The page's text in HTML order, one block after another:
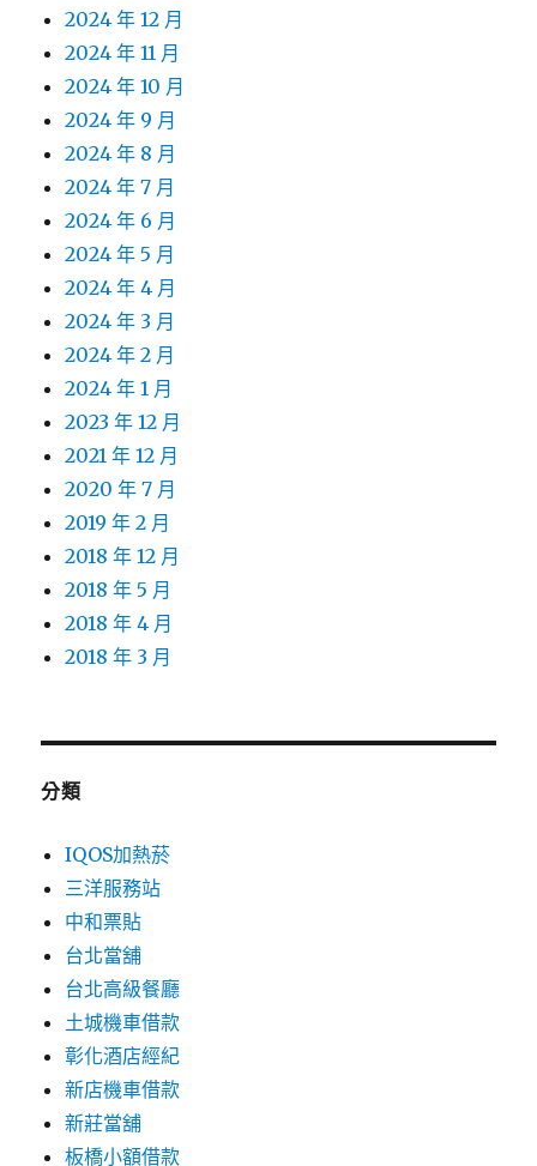
2024 年 12 月
2024 年 11 月
2024 年 10 月
2024 年 9 月
2024 年 8 月
2024 年 7 月
2024 年 6 月
2024 年 5 月
2024 年 4 月
2024 年 3 月
2024 年 2 月
2024 年 1 月
2023 年 12 月
2021 年 12 月
2020 年 7 月
2019 年 2 月
2018 年 12 月
2018 年 5 月
2018 年 4 月
2018 年 3 月
分類
IQOS加熱菸
三洋服務站
中和票貼
台北當舖
台北高級餐廳
土城機車借款
彰化酒店經紀
新店機車借款
新莊當舖
板橋小額借款